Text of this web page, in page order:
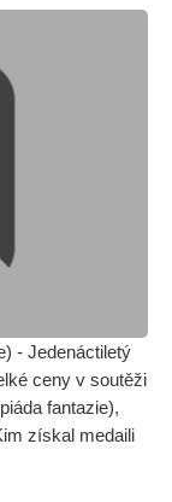
- Jedenáctiletý
ceny v soutěži
fantazie),
získal medaili